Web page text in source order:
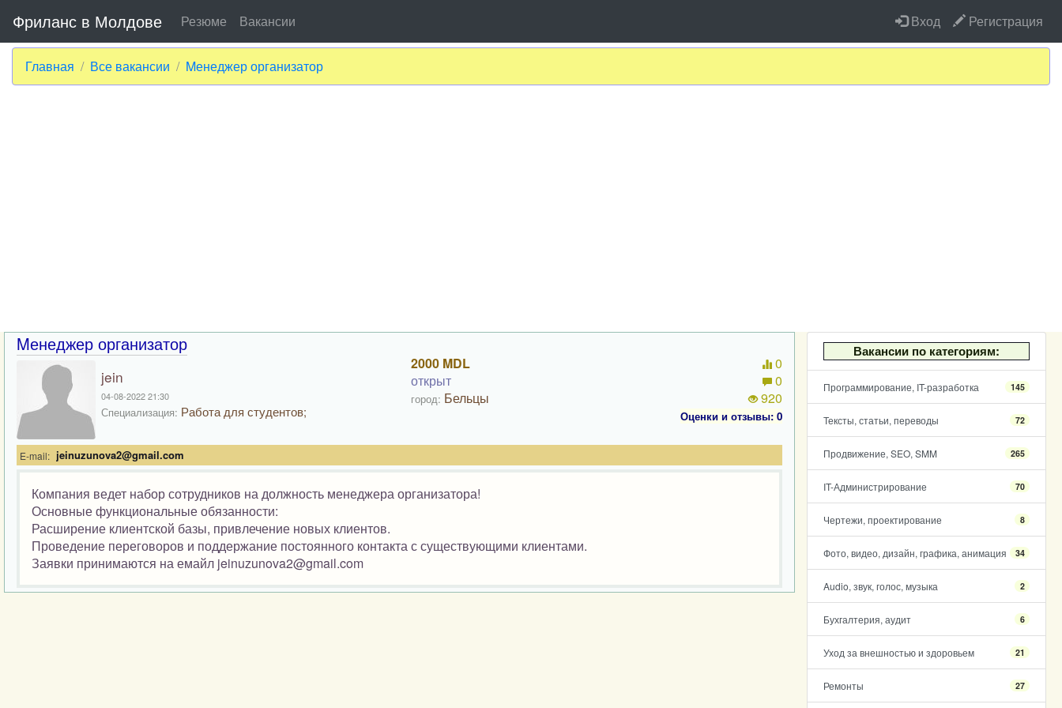
Фриланс в Молдове Резюме Вакансии Вход Регистрация
Главная Все вакансии Mенеджер организатор
Вакансии по категориям:
Программирование, IT-разработка 145
Тексты, статьи, переводы 72
Продвижение, SEO, SMM 265
IT-Администрирование 70
Чертежи, проектирование 8
Фото, видео, дизайн, графика, анимация 34
Audio, звук, голос, музыка 2
Бухгалтерия, аудит 6
Уход за внешностью и здоровьем 21
Ремонты 27
Mенеджер организатор
jein
04-08-2022 21:30
Специализация: Работа для студентов;
2000 MDL
открыт
город: Бельцы
0
0
920
Оценки и отзывы: 0
E-mail: jeinuzunova2@gmail.com
Компания ведет набор сотрудников на должность менеджера организатора!
Основные функциональные обязанности:
Расширение клиентской базы, привлечение новых клиентов.
Проведение переговоров и поддержание постоянного контакта с существующими клиентами.
Заявки принимаются на емайл jeinuzunova2@gmail.com